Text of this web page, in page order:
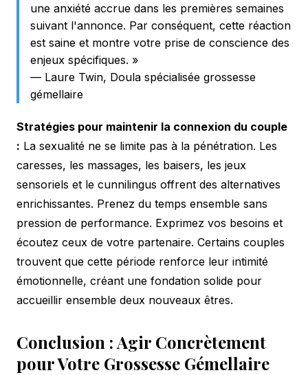
une anxiété accrue dans les premières semaines
suivant l'annonce. Par conséquent, cette réaction
est saine et montre votre prise de conscience des
enjeux spécifiques. »
— Laure Twin, Doula spécialisée grossesse
gémellaire
Stratégies pour maintenir la connexion du couple
: La sexualité ne se limite pas à la pénétration. Les
caresses, les massages, les baisers, les jeux
sensoriels et le cunnilingus offrent des alternatives
enrichissantes. Prenez du temps ensemble sans
pression de performance. Exprimez vos besoins et
écoutez ceux de votre partenaire. Certains couples
trouvent que cette période renforce leur intimité
émotionnelle, créant une fondation solide pour
accueillir ensemble deux nouveaux êtres.
Conclusion : Agir Concrètement
pour Votre Grossesse Gémellaire